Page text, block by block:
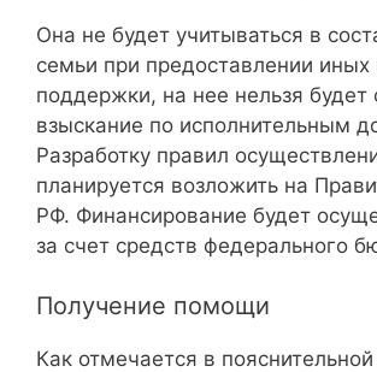
Она не будет учитываться в
семьи при предоставлении
поддержки, на нее нельзя будет
взыскание по исполнительным
Разработку правил
планируется возложить на
РФ. Финансирование будет
за счет средств федерального
Получение помощи
Как отмечается в пояснительной